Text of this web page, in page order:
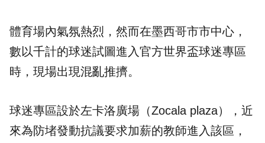
體育場內氣氛熱烈，然而在墨西哥市市中心，
數以千計的球迷試圖進入官方世界盃球迷專區
時，現場出現混亂推擠。
球迷專區設於左卡洛廣場（Zocala plaza），近
來為防堵發動抗議要求加薪的教師進入該區，